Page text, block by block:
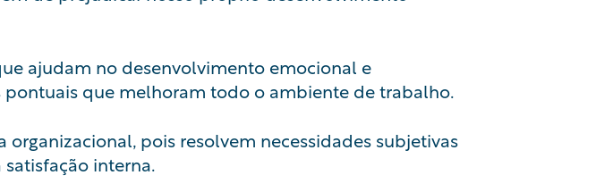
ajudam no desenvolvimento emocional e
que melhoram todo o ambiente de trabalho.
pois resolvem necessidades subjetivas
interna.